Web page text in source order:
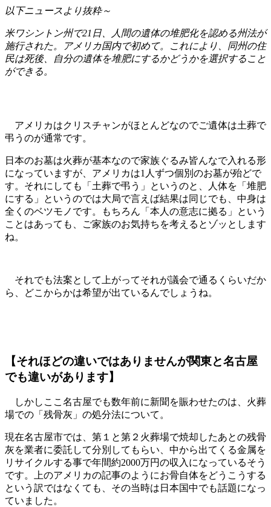
以下ニュースより抜粋～
米ワシントン州で21日、人間の遺体の堆肥化を認める州法が
施行された。アメリカ国内で初めて。これにより、同州の住
民は死後、自分の遺体を堆肥にするかどうかを選択すること
ができる。
アメリカはクリスチャンがほとんどなのでご遺体は土葬で
弔うのが通常です。
日本のお墓は火葬が基本なので家族ぐるみ皆んなで入れる形
になっていますが、アメリカは1人ずつ個別のお墓が殆どで
す。それにしても「土葬で弔う」というのと、人体を「堆肥
にする」というのでは大局で言えば結果は同じでも、中身は
全くのベツモノです。もちろん「本人の意志に拠る」という
ことはあっても、ご家族のお気持ちを考えるとゾッとします
ね。
それでも法案として上がってそれが議会で通るくらいだか
ら、どこからかは希望が出ているんでしょうね。
【それほどの違いではありませんが関東と名古屋
でも違いがあります】
しかしここ名古屋でも数年前に新聞を賑わせたのは、火葬
場での「残骨灰」の処分法について。
現在名古屋市では、第１と第２火葬場で焼却したあとの残骨
灰を業者に委託して分別してもらい、中から出てくる金属を
リサイクルする事で年間約2000万円の収入になっているそう
です。上のアメリカの記事のようにお骨自体をどうこうする
という訳ではなくても、その当時は日本国中でも話題になっ
ていました。